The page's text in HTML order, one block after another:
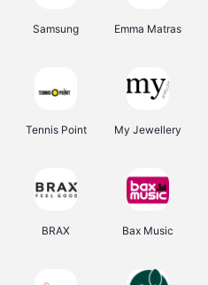
Samsung Emma Matras
Tennis Point My Jewellery
BRAX Bax Music